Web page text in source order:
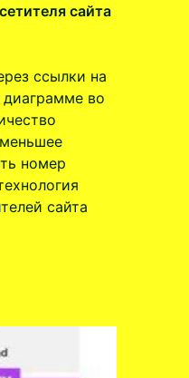
сайта
ссылки на
диаграмме во
номер
сайта